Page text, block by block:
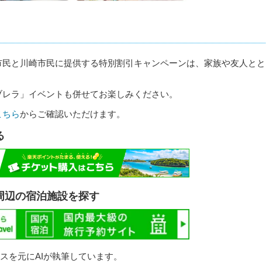
と川崎市民に提供する特別割引キャンペーンは、家族や友人とと
ラ」イベントも併せてお楽しみください。
ちらからご確認いただけます。
辺の宿泊施設を探す
を元にAIが執筆しています。